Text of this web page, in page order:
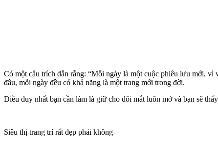
Có một câu trích dẫn rằng: “Mỗi ngày là một cuộc phiêu lưu mới, vì
đâu, mỗi ngày đều có khả năng là một trang mới trong đời.
Điều duy nhất bạn cần làm là giữ cho đôi mắt luôn mở và bạn sẽ
Siêu thị trang trí rất đẹp phải không